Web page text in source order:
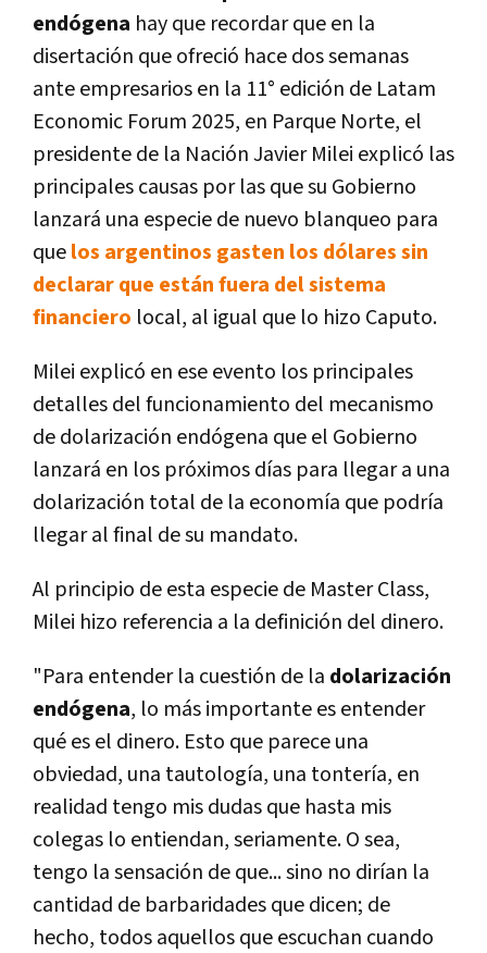
endógena hay que recordar que en la
disertación que ofreció hace dos semanas
ante empresarios en la 11° edición de Latam
Economic Forum 2025, en Parque Norte, el
presidente de la Nación Javier Milei explicó las
principales causas por las que su Gobierno
lanzará una especie de nuevo blanqueo para
quelos argentinos gasten los dólares sin
declarar que están fuera del sistema
financiero local, al igual que lo hizo Caputo.
Milei explicó en ese evento los principales
detalles del funcionamiento del mecanismo
de dolarización endógena que el Gobierno
lanzará en los próximos días para llegar a una
dolarización total de la economía que podría
llegar al final de su mandato.
Al principio de esta especie de Master Class,
Milei hizo referencia a la definición del dinero.
"Para entender la cuestión de la dolarización
endógena, lo más importante es entender
qué es el dinero. Esto que parece una
obviedad, una tautología, una tontería, en
realidad tengo mis dudas que hasta mis
colegas lo entiendan, seriamente. O sea,
tengo la sensación de que... sino no dirían la
cantidad de barbaridades que dicen; de
hecho, todos aquellos que escuchan cuando